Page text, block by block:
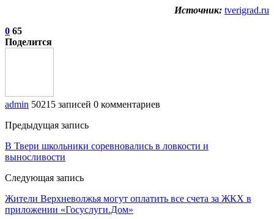
Источник: tverigrad.ru
0 65
Поделится
admin 50215 записей 0 комментариев
Предыдущая запись
В Твери школьники соревновались в ловкости и
выносливости
Следующая запись
Жители Верхневолжья могут оплатить все счета за ЖКХ в
приложении «Госуслуги.Дом»